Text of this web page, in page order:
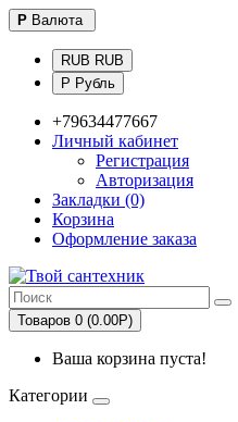
Р Валюта
RUB RUB
Р Рубль
+79634477667
Личный кабинет
Регистрация
Авторизация
Закладки (0)
Корзина
Оформление заказа
Товаров 0 (0.00Р)
Ваша корзина пуста!
Категории